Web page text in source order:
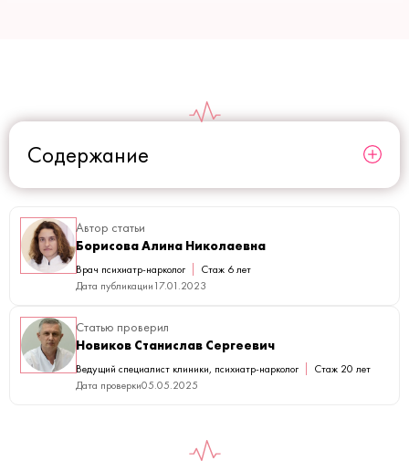
Содержание
Автор статьи
Борисова Алина Николаевна
Врач психиатр-нарколог
Стаж 6 лет
Дата публикации 17.01.2023
Статью проверил
Новиков Станислав Сергеевич
Ведущий специалист клиники, психиатр-нарколог
Стаж 20 лет
Дата проверки05.05.2025